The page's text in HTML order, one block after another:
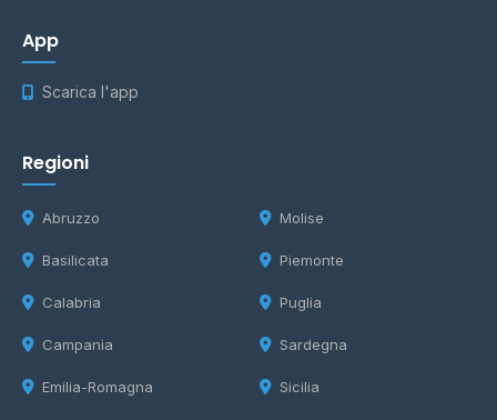
App
Scarica l'app
Regioni
Abruzzo
Basilicata
Calabria
Campania
Emilia-Romagna
Molise
Piemonte
Puglia
Sardegna
Sicilia